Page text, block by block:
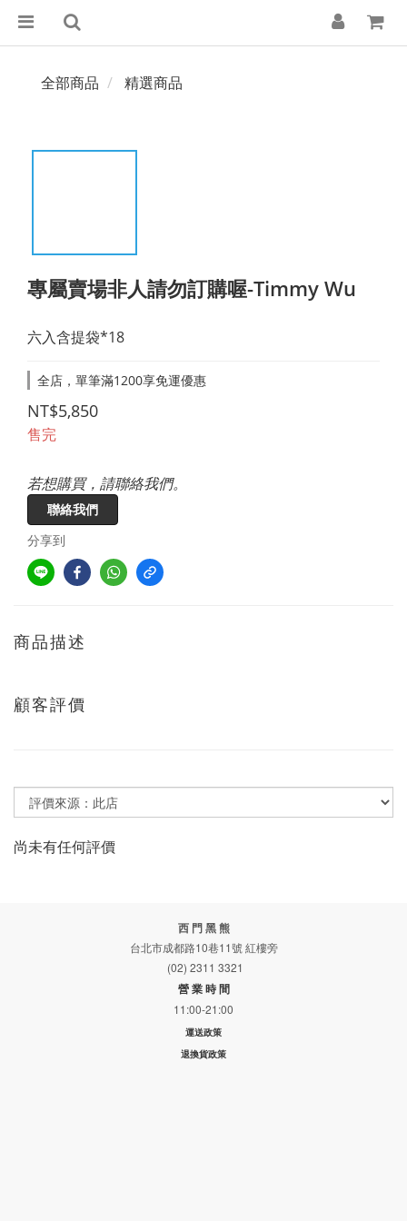
全部商品 精選商品
專屬賣場非人請勿訂購喔-Timmy Wu
六入含提袋*18
全店，單筆滿1200享免運優惠
NT$5,850
售完
若想購買，請聯絡我們。
聯絡我們
分享到
商品描述
顧客評價
尚未有任何評價
西 門 黑 熊
台北市成都路10巷11號 紅樓旁
(02) 2311 3321
營 業 時 間
11:00-21:00
運送政策
退換貨政策